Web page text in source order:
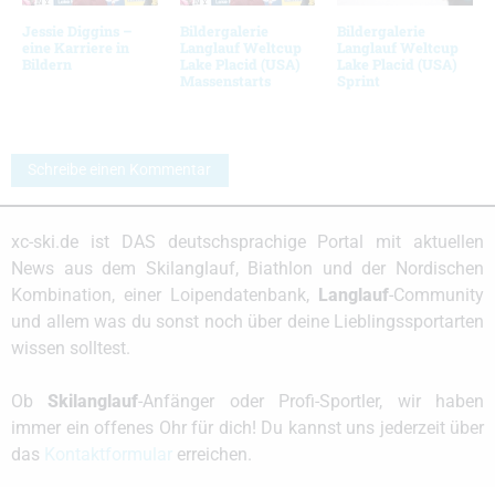
Jessie Diggins –
eine Karriere in
Bildern
Bildergalerie
Langlauf Weltcup
Lake Placid (USA)
Massenstarts
Bildergalerie
Langlauf Weltcup
Lake Placid (USA)
Sprint
Schreibe einen Kommentar
xc-ski.de ist DAS deutschsprachige Portal mit aktuellen
News aus dem Skilanglauf, Biathlon und der Nordischen
Kombination, einer Loipendatenbank,
Langlauf-Community
und allem was du sonst noch über deine Lieblingssportarten
wissen solltest.
Ob Skilanglauf-Anfänger oder Profi-Sportler, wir haben
immer ein offenes Ohr für dich! Du kannst uns jederzeit über
das
erreichen.